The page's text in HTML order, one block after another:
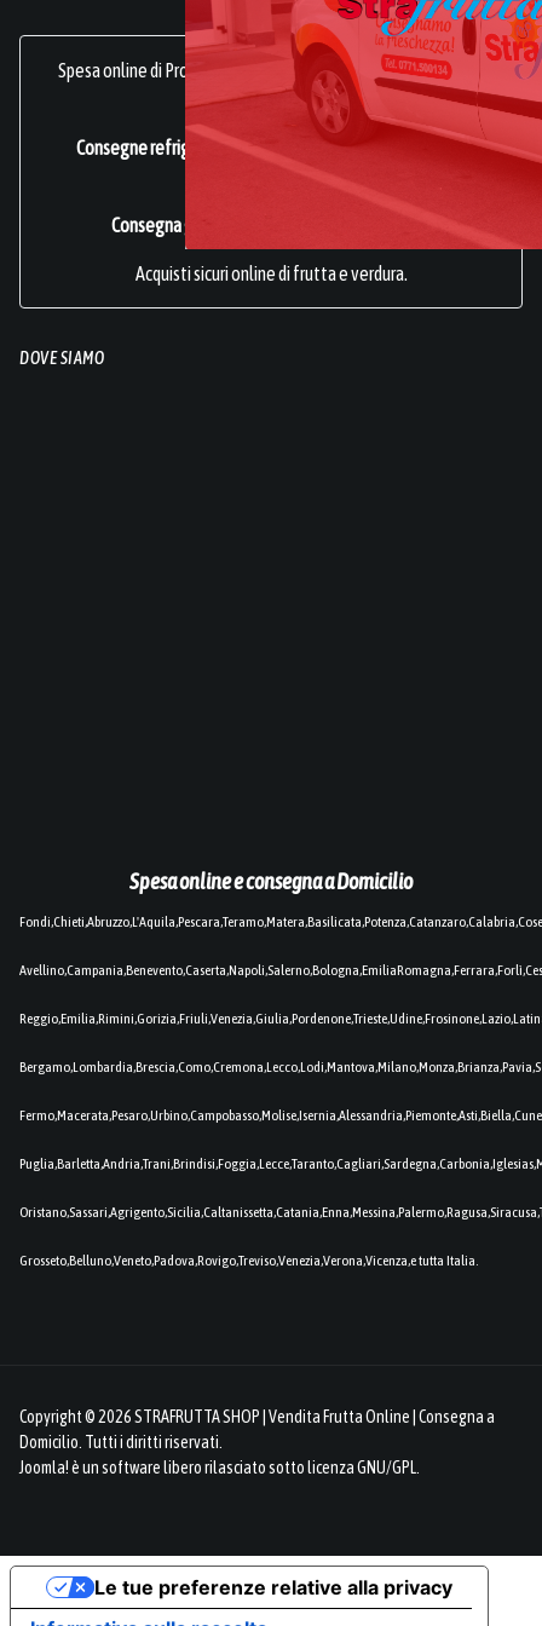
Spesa online di Prodotti Ortofrutticoli, sani, freschi e genuini.
frutta online.
Consegne refrigerate a domicilio in tutta Italia.
Azienda
Certificata ISO 22000
Consegna gratuita per acquisti superiori a 49€.
Acquisti sicuri online di frutta e verdura.
DOVE SIAMO
Spesa online e consegna a Domicilio
Grosseto,Belluno,Veneto,Padova,Rovigo,Treviso,Venezia,Verona,Vicenza,e tutta Italia.
Copyright © 2026 STRAFRUTTA SHOP | Vendita Frutta Online | Consegna a
Domicilio. Tutti i diritti riservati.
Joomla!è un software libero rilasciato sottolicenza GNU/GPL.
Le tue preferenze relative alla privacy